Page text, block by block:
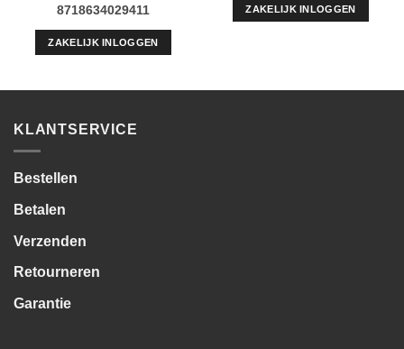
8718634029411
ZAKELIJK INLOGGEN
ZAKELIJK INLOGGEN
KLANTSERVICE
Bestellen
Betalen
Verzenden
Retourneren
Garantie